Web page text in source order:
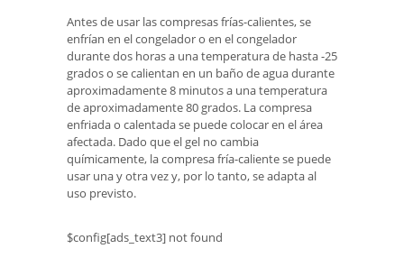
Antes de usar las compresas frías-calientes, se
enfrían en el congelador o en el congelador
durante dos horas a una temperatura de hasta -25
grados o se calientan en un baño de agua durante
aproximadamente 8 minutos a una temperatura
de aproximadamente 80 grados. La compresa
enfriada o calentada se puede colocar en el área
afectada. Dado que el gel no cambia
químicamente, la compresa fría-caliente se puede
usar una y otra vez y, por lo tanto, se adapta al
uso previsto.
$config[ads_text3] not found